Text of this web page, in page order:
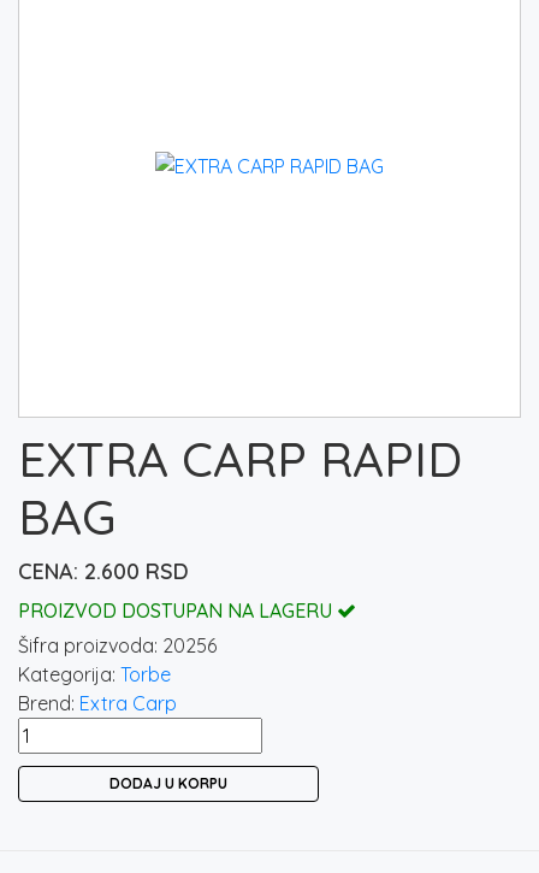
EXTRA CARP RAPID
BAG
2.600 RSD
PROIZVOD DOSTUPAN NA LAGERU
Šifra proizvoda: 20256
Kategorija: Torbe
Brend: Extra Carp
EXTRA
CARP
DODAJ U KORPU